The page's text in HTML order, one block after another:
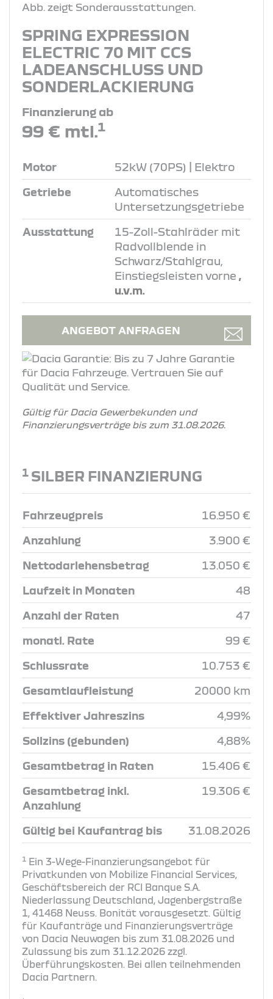
Abb. zeigt Sonderausstattungen.
SPRING EXPRESSION
ELECTRIC 70 MIT CCS
LADEANSCHLUSS UND
SONDERLACKIERUNG
Finanzierung ab
99 € mtl.1
Motor 52kW (70PS) | Elektro
Getriebe
Automatisches
Untersetzungsgetriebe
Ausstattung
15-Zoll-Stahlräder mit
Radvollblende in
Schwarz/Stahlgrau,
Einstiegsleisten vorne ,
u.v.m.
ANGEBOT ANFRAGEN
Gültig für Dacia Gewerbekunden und
Finanzierungsverträge bis zum 31.08.2026.
1 SILBER FINANZIERUNG
Fahrzeugpreis 16.950 €
Anzahlung 3.900 €
Nettodarlehensbetrag 13.050 €
Laufzeit in Monaten 48
Anzahl der Raten 47
monatl. Rate 99 €
Schlussrate 10.753 €
Gesamtlaufleistung 20000 km
Effektiver Jahreszins 4,99%
Sollzins (gebunden) 4,88%
Gesamtbetrag in Raten 15.406 €
Gesamtbetrag inkl.
Anzahlung
19.306 €
Gültig bei Kaufantrag bis 31.08.2026
1 Ein 3-Wege-Finanzierungsangebot für
Privatkunden von Mobilize Financial Services,
Geschäftsbereich der RCI Banque S.A.
Niederlassung Deutschland, Jagenbergstraße
1, 41468 Neuss. Bonität vorausgesetzt. Gültig
für Kaufanträge und Finanzierungsverträge
von Dacia Neuwagen bis zum 31.08.2026 und
Zulassung bis zum 31.12.2026 zzgl.
Überführungskosten. Bei allen teilnehmenden
Dacia Partnern.